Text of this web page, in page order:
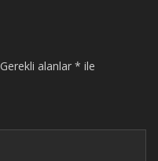
Gerekli alanlar * ile